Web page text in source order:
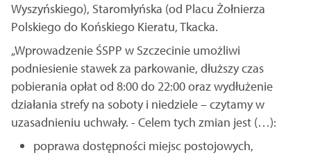
Wyszyńskiego), Staromłyńska (od Placu Żołnierza
Polskiego do Końskiego Kieratu, Tkacka.
„Wprowadzenie ŚSPP w Szczecinie umożliwi
podniesienie stawek za parkowanie, dłuższy czas
pobierania opłat od 8:00 do 22:00 oraz wydłużenie
działania strefy na soboty i niedziele – czytamy w
uzasadnieniu uchwały. - Celem tych zmian jest (…):
poprawa dostępności miejsc postojowych,